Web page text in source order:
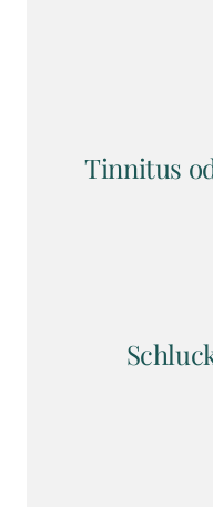
Tinnitus